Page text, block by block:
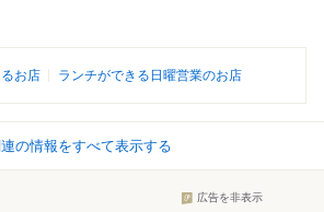
お店 ランチができる日曜営業のお店
の情報をすべて表示する
広告を非表示